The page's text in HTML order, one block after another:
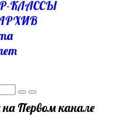
КЛАССЫ